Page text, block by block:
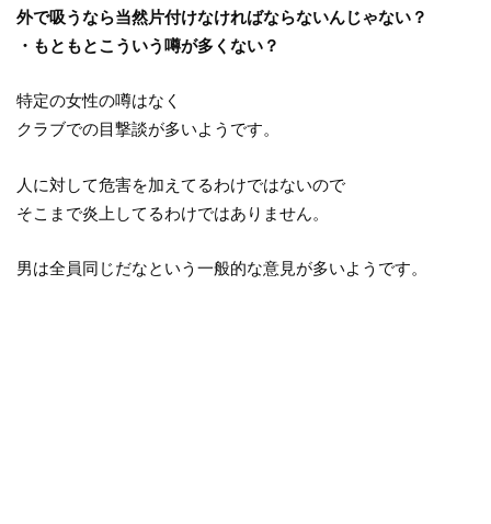
外で吸うなら当然片付けなければならないんじゃない？
・もともとこういう噂が多くない？
特定の女性の噂はなく
クラブでの目撃談が多いようです。
人に対して危害を加えてるわけではないので
そこまで炎上してるわけではありません。
男は全員同じだなという一般的な意見が多いようです。